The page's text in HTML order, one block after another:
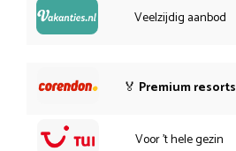
Veelzijdig aanbod
🏅 Premium resorts
Voor 't hele gezin